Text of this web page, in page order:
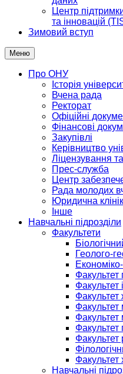
Центр
та інновацій
Зимовий вступ
Меню
Про ОНУ
Історія
Вчена рада
Ректорат
Офіційні
Фінансові
Закупівлі
Керівництво
Ліцензування
Прес-служба
Центр
Рада молодих
Юридична
Інше
Навчальні підрозділи
Факультети
Геолого-
Факультет
Факультет
Факультет
Факультет
Факультет
Факультет
Факультет
Факультет
Навчальні